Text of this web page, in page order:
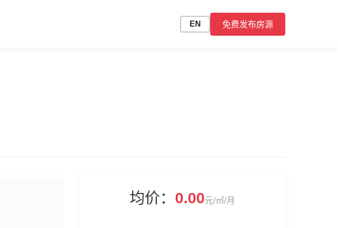
EN 免费发布房源
均价： 0.00元/㎡/月